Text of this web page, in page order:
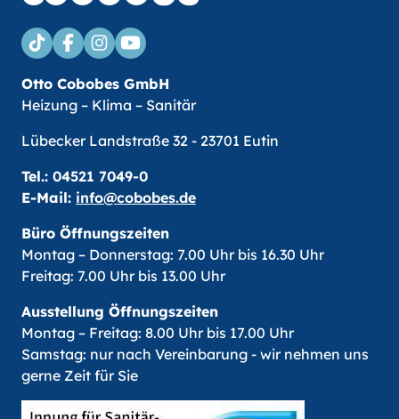
Otto Cobobes GmbH
Heizung – Klima – Sanitär
Lübecker Landstraße 32 - 23701 Eutin
Tel.: 04521 7049-0
E-Mail: info@cobobes.de
Büro Öffnungszeiten
Montag – Donnerstag: 7.00 Uhr bis 16.30 Uhr
Freitag: 7.00 Uhr bis 13.00 Uhr
Ausstellung Öffnungszeiten
Montag – Freitag: 8.00 Uhr bis 17.00 Uhr
Samstag: nur nach Vereinbarung - wir nehmen uns
gerne Zeit für Sie